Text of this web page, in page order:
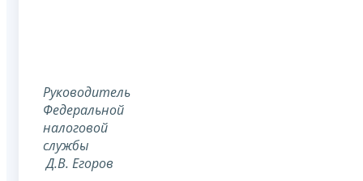
Руководитель
Федеральной
налоговой
службы
Д.В. Егоров